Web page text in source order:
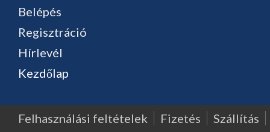
Belépés
Regisztráció
Hírlevél
Kezdőlap
Felhasználási feltételek Fizetés
Szállítás